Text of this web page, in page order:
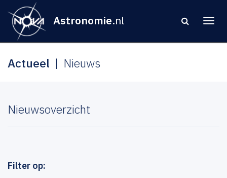
Astronomie.nl
Actueel Nieuws
Nieuwsoverzicht
Filter op: